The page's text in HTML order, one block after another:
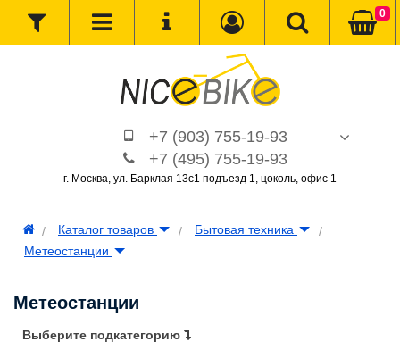
+7 (903) 755-19-93
+7 (495) 755-19-93
г. Москва, ул. Барклая 13с1 подъезд 1, цоколь, офис 1
0
Каталог товаров
Бытовая техника
Метеостанции
Метеостанции
Выберите подкатегорию